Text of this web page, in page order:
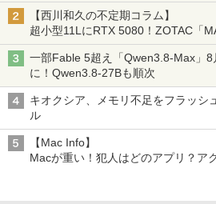
5
【全商品
ーボード付属】
第8世代 i7
16GB
アダプター付属
MI DP 2画面出
トップパソコン
ット
￥51,600
リー ブルーラ
スプレイ
【西川和久の不定期コラム】
超小型11LにRTX 5080！ZOTAC「
実力を探る
一部Fable 5超え「Qwen3.8-Max」
に！Qwen3.8-27Bも順次
キオクシア、メモリ不足をフラッシ
ル
【Mac Info】
Macが重い！犯人はどのアプリ？ア